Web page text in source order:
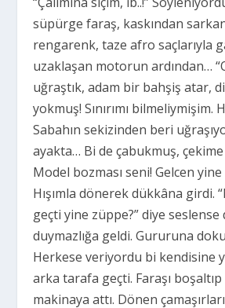
süpürge faraş, kaskından
rengarenk, taze afro saçlarıyla
uzaklaşan motorun ardından…
uğraştık, adam bir bahşiş atar,
yokmuş! Sınırımı bilmeliymişim.
Sabahın sekizinden beri
ayakta… Bi de çabukmuş,
Model bozması seni! Gelcen
Hışımla dönerek dükkâna girdi.
geçti yine züppe?” diye seslense
duymazlığa geldi. Gururuna
Herkese veriyordu bi kendisine
arka tarafa geçti. Faraşı
makinaya attı. Dönen